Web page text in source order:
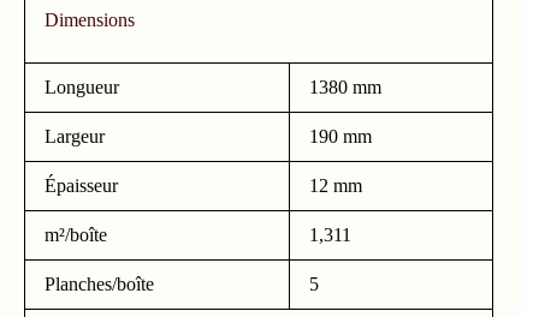
Dimensions
Longueur 1380 mm
Largeur 190 mm
Épaisseur 12 mm
m²/boîte 1,311
Planches/boîte 5